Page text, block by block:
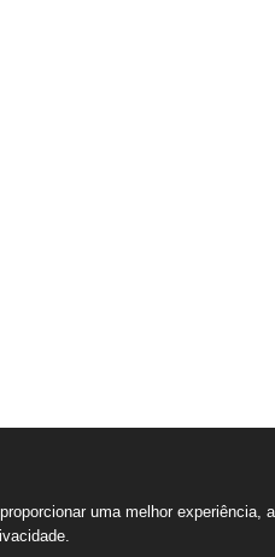
uma melhor experiência,